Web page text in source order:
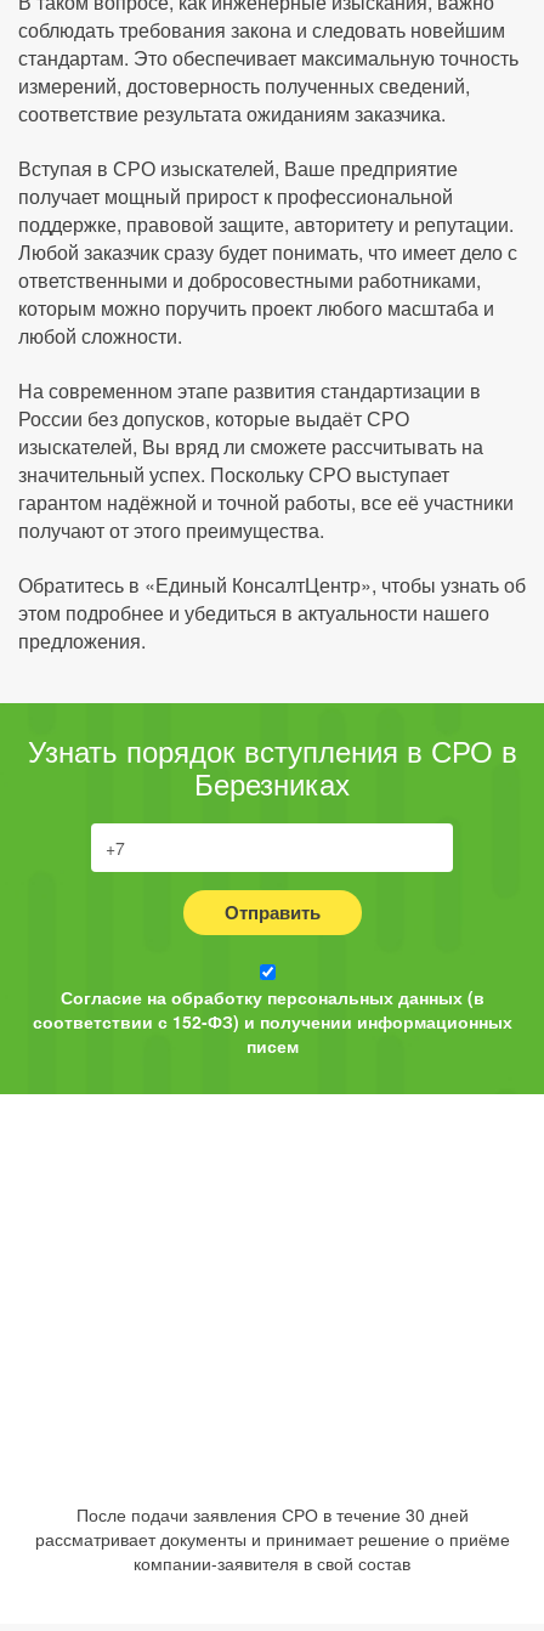
соблюдать требования закона и следовать новейшим
стандартам. Это обеспечивает максимальную точность
измерений, достоверность полученных сведений,
соответствие результата ожиданиям заказчика.
Вступая в СРО изыскателей, Ваше предприятие
получает мощный прирост к профессиональной
поддержке, правовой защите, авторитету и репутации.
Любой заказчик сразу будет понимать, что имеет дело с
ответственными и добросовестными работниками,
которым можно поручить проект любого масштаба и
любой сложности.
На современном этапе развития стандартизации в
России без допусков, которые выдаёт СРО
изыскателей, Вы вряд ли сможете рассчитывать на
значительный успех. Поскольку СРО выступает
гарантом надёжной и точной работы, все её участники
получают от этого преимущества.
Обратитесь в «Единый КонсалтЦентр», чтобы узнать об
этом подробнее и убедиться в актуальности нашего
предложения.
Узнать порядок вступления в СРО в
Березниках
Отправить
Согласие на обработку персональных данных (в
соответствии с 152-ФЗ) и получении информационных
писем
После подачи заявления СРО в течение 30 дней
рассматривает документы и принимает решение о приёме
компании-заявителя в свой состав